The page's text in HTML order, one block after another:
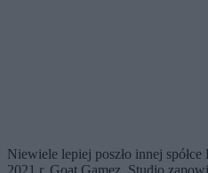
Niewiele lepiej poszło innej
2021 r. Goat Gamez. Studio